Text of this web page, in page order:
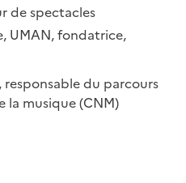
de spectacles
UMAN, fondatrice,
responsable du parcours
la musique (CNM)